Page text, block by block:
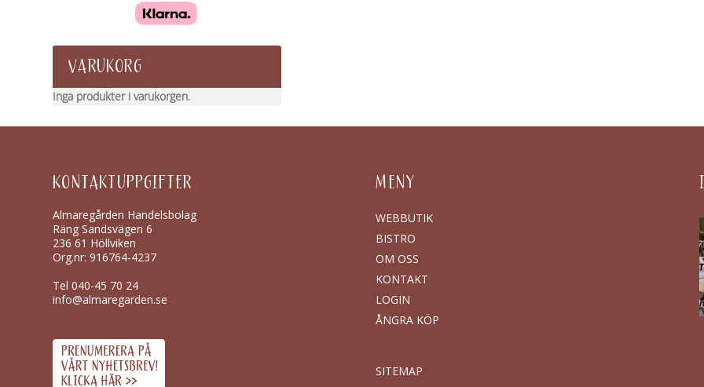
VARUKORG
Inga produkter i varukorgen.
KONTAKTUPPGIFTER
Almaregården Handelsbolag
Räng Sandsvägen 6
236 61 Höllviken
Org.nr: 916764-4237
Tel040-45 70 24
info@almaregarden.se
MENY
WEBBUTIK
BISTRO
OM OSS
KONTAKT
LOGIN
ÅNGRA KÖP
SITEMAP